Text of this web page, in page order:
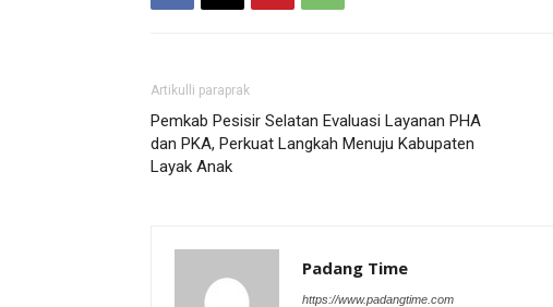
Artikulli paraprak
Pemkab Pesisir Selatan Evaluasi Layanan PHA
dan PKA, Perkuat Langkah Menuju Kabupaten
Layak Anak
Padang Time
https://www.padangtime.com